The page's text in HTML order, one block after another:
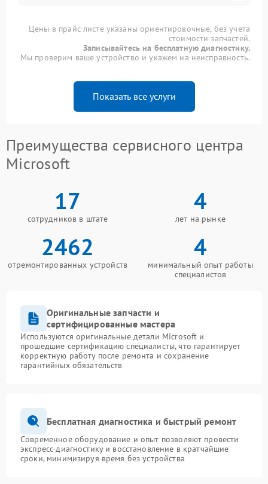
Цены в прайс-листе указаны ориентировочные, без учета
стоимости запчастей.
Записывайтесь на бесплатную диагностику.
Мы проверим ваше устройство и укажем на неисправность.
Показать все услуги
Преимущества сервисного центра
Microsoft
17
сотрудников в штате
4
лет на рынке
2462
отремонтированных устройств
4
минимальный опыт работы
специалистов
Оригинальные запчасти и
сертифицированные мастера
Используются оригинальные детали Microsoft и
прошедшие сертификацию специалисты, что гарантирует
корректную работу после ремонта и сохранение
гарантийных обязательств
Бесплатная диагностика и быстрый ремонт
Современное оборудование и опыт позволяют провести
экспресс-диагностику и восстановление в кратчайшие
сроки, минимизируя время без устройства